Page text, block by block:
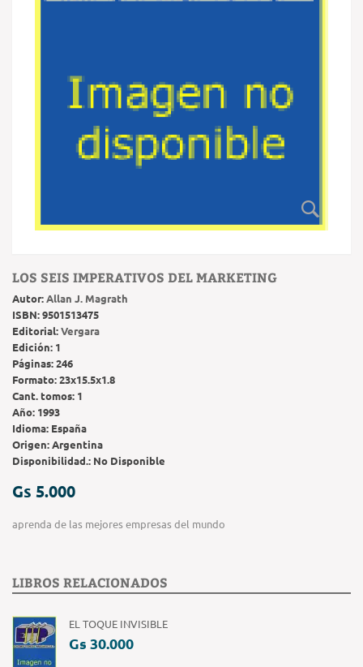
LOS SEIS IMPERATIVOS DEL MARKETING
Autor:Allan J. Magrath
ISBN:9501513475
Editorial:Vergara
Edición: 1
Páginas:246
Formato:23x15.5x1.8
Cant. tomos: 1
Año: 1993
Idioma: España
Origen:Argentina
Disponibilidad.: No Disponible
Gs 5.000
aprenda de las mejores empresas del mundo
LIBROS RELACIONADOS
EL TOQUE INVISIBLE
Gs 30.000